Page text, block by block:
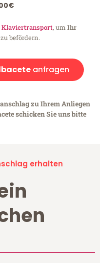
Klaviertransport, um Ihr
zu befördern.
anfragen
zu Ihrem Anliegen
schicken Sie uns bitte
erhalten